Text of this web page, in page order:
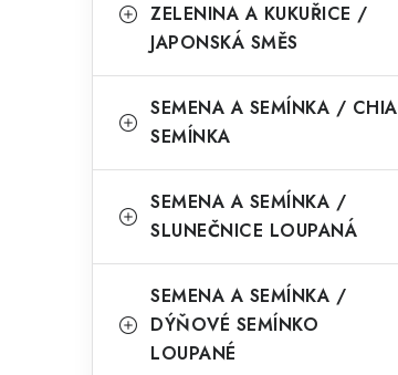
n
l
i
ZELENINA A KUKUŘICE /
JAPONSKÁ SMĚS
SEMENA A SEMÍNKA / CHIA
SEMÍNKA
SEMENA A SEMÍNKA /
SLUNEČNICE LOUPANÁ
SEMENA A SEMÍNKA /
DÝŇOVÉ SEMÍNKO
LOUPANÉ